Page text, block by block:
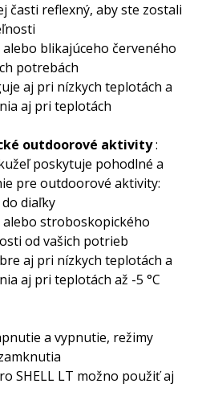
časti reflexný, aby ste zostali
blikajúceho červeného
potrebách
aj pri nízkych teplotách a
aj pri teplotách
outdoorové aktivity:
poskytuje pohodlné a
pre outdoorové aktivity:
diaľky
stroboskopického
od vašich potrieb
aj pri nízkych teplotách a
aj pri teplotách až -5 °C
a vypnutie, režimy
SHELL LT možno použiť aj